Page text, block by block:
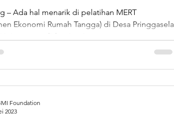
Rumah Tangga) di
Pringgasel
– Ada hal menarik di pelatihan MERT
Ekonomi Rumah Tangga) di Desa Pringgasela
ini, peserta didominasi...
Foundation
2023